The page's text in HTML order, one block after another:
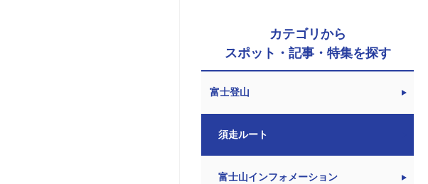
カテゴリから
スポット・記事・特集を探す
富士登山
須走ルート
富士山インフォメーション